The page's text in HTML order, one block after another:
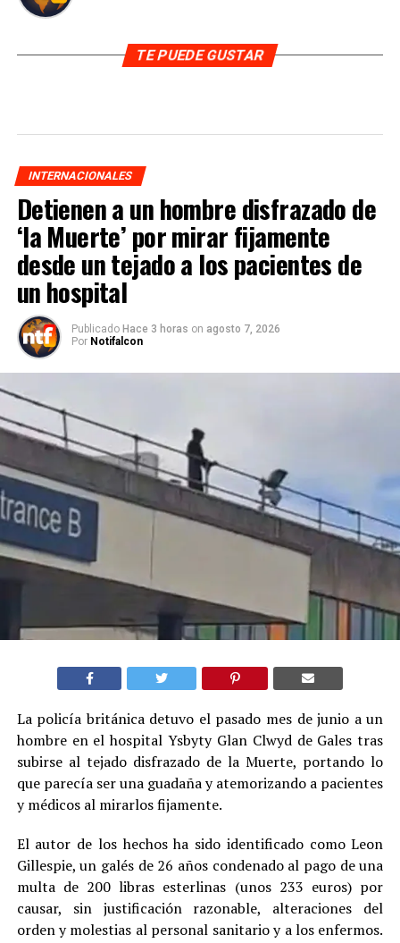
TE PUEDE GUSTAR
INTERNACIONALES
Detienen a un hombre disfrazado de
‘la Muerte’ por mirar fijamente
desde un tejado a los pacientes de
un hospital
Publicado Hace 3 horas on agosto 7, 2026
Por Notifalcon
La policía británica detuvo el pasado mes de junio a un
hombre en el hospital Ysbyty Glan Clwyd de Gales tras
subirse al tejado disfrazado de la Muerte, portando lo
que parecía ser una guadaña y atemorizando a pacientes
y médicos al mirarlos fijamente.
El autor de los hechos ha sido identificado como Leon
Gillespie, un galés de 26 años condenado al pago de una
multa de 200 libras esterlinas (unos 233 euros) por
causar, sin justificación razonable, alteraciones del
orden y molestias al personal sanitario y a los enfermos.